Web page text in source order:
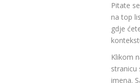
Pitate
na top
gdje
Klikom
stranicu
imena.